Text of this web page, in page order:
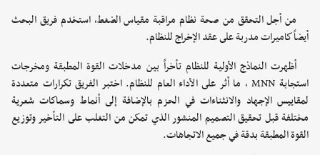
من أجل التحقق من صحة نظام مراقبة مقياس الضغط، استخدم فريق البحث
أيضاً كاميرات مدربة على عقد الإخراج للنظام.
أظهرت النماذج الأولية للنظام تأخراً بين مدخلات القوة المطبقة ومخرجات
استجابة MNN ، ما أثر على الأداء العام للنظام. اختبر الفريق تكرارات متعددة
لمقاييس الإجهاد والانثناءات في الحزم بالإضافة إلى أنماط وسماكات شعرية
مختلفة قبل تحقيق التصميم المنشور الذي تمكن من التغلب على التأخير وتوزيع
القوة المطبقة بدقة في جميع الاتجاهات.